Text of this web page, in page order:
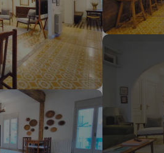
modificare la destinazione.
tornerà.